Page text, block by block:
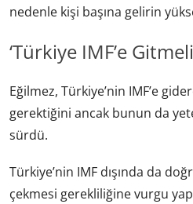
nedenle kişi başına gelirin
‘Türkiye IMF’e
Eğilmez, Türkiye’nin IMF’e
gerektiğini ancak bunun da
sürdü.
Türkiye’nin IMF dışında da
çekmesi gerekliliğine vurgu